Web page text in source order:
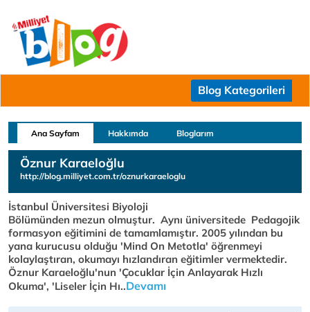
Blog Kategorileri
Ana Sayfam Hakkımda Bloglarım
Öznur Karaeloğlu
http://blog.milliyet.com.tr/oznurkaraeloglu
İstanbul Üniversitesi Biyoloji
Bölümünden mezun olmuştur. Aynı üniversitede Pedagojik
formasyon eğitimini de tamamlamıştır. 2005 yılından bu
yana kurucusu olduğu 'Mind On Metotla' öğrenmeyi
kolaylaştıran, okumayı hızlandıran eğitimler vermektedir.
Öznur Karaeloğlu'nun 'Çocuklar İçin Anlayarak Hızlı
Okuma', 'Liseler İçin Hı..Devamı